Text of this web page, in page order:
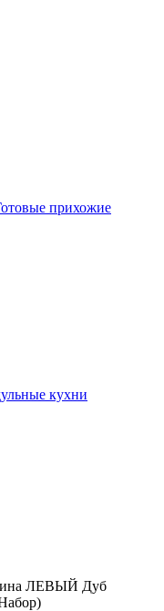
прихожие
кухни
ЛЕВЫЙ Дуб